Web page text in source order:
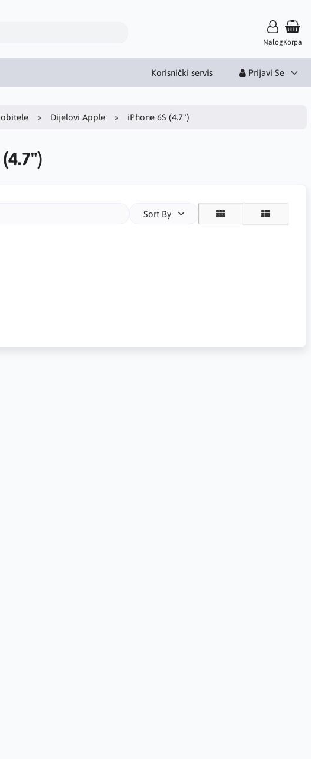
NalogKorpa
Korisnički servis Prijavi Se
Dijelovi Apple iPhone 6S (4.7")
Sort By